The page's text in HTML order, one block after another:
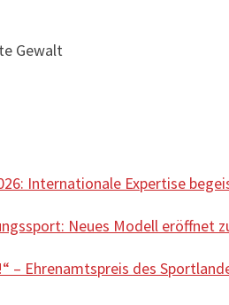
Gewalt
Internationale Expertise
Neues Modell eröffnet
– Ehrenamtspreis des